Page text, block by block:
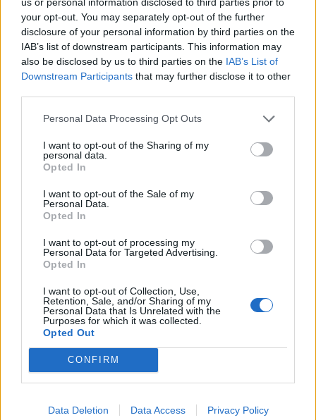
your opt-out. You may separately opt-out of the further
disclosure of your personal information by third parties on the
IAB’s list of downstream participants. This information may
also be disclosed by us to third parties on the IAB’s List of
Downstream Participants that may further disclose it to other
Personal Data Processing Opt Outs
I want to opt-out of the Sharing of my
personal data.
Opted In
I want to opt-out of the Sale of my
Personal Data.
Opted In
I want to opt-out of processing my
Personal Data for Targeted Advertising.
Opted In
I want to opt-out of Collection, Use,
Retention, Sale, and/or Sharing of my
Personal Data that Is Unrelated with the
Purposes for which it was collected.
Opted Out
CONFIRM
Data Deletion Data Access Privacy Policy
#ANDRÉ FERENC
#PUROSZ LEONIDASZ
#RÓTH ELZA
#PORTÖRŐ PÉTER
#NAGY-BATO JONATÁN
#FONAY TAMÁS
#SABATER
#FELCSER V. ÖRS
#NAGY PÁL
#UJVÁRI BARBARA
#ZECK JULIANNA
#RADNÓTI ZOLTÁN
#BÁNKÖVI DOROTTYA
#SASVÁRI PÉTER
#ORBÁN GYÖRGY
#SETYEROV ZORÁN
#SARKADI-ILLYÉS CSABA